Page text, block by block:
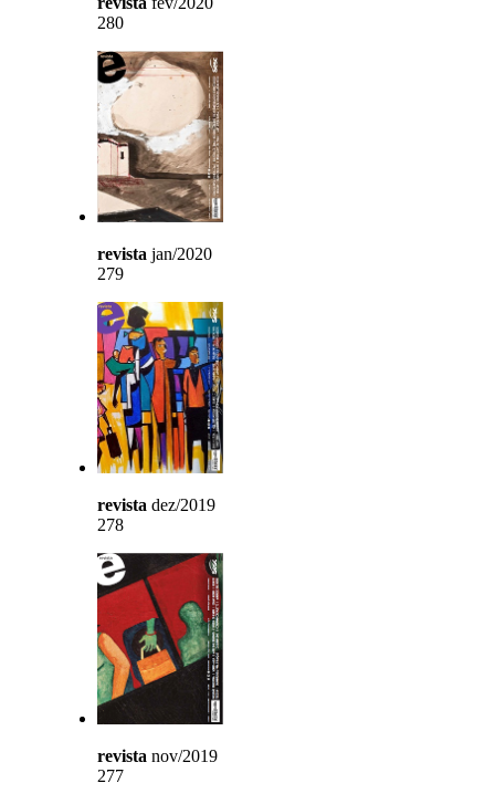
280
revista jan/2020
279
revista dez/2019
278
revista nov/2019
277